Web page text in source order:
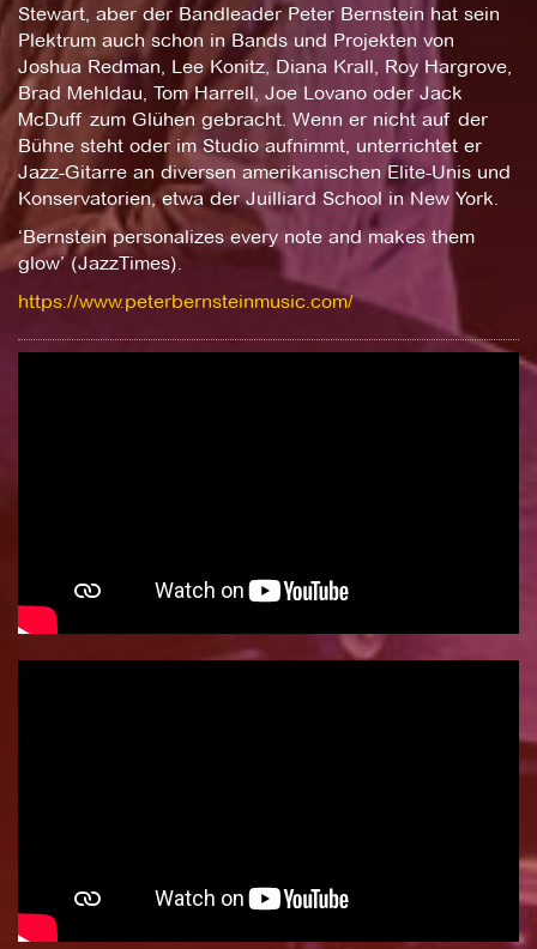
Stewart, aber der Bandleader Peter Bernstein hat sein
Plektrum auch schon in Bands und Projekten von
Joshua Redman, Lee Konitz, Diana Krall, Roy Hargrove,
Brad Mehldau, Tom Harrell, Joe Lovano oder Jack
McDuff zum Glühen gebracht. Wenn er nicht auf der
Bühne steht oder im Studio aufnimmt, unterrichtet er
Jazz-Gitarre an diversen amerikanischen Elite-Unis und
Konservatorien, etwa der Juilliard School in New York.
‘Bernstein personalizes every note and makes them
glow’ (JazzTimes).
https://www.peterbernsteinmusic.com/